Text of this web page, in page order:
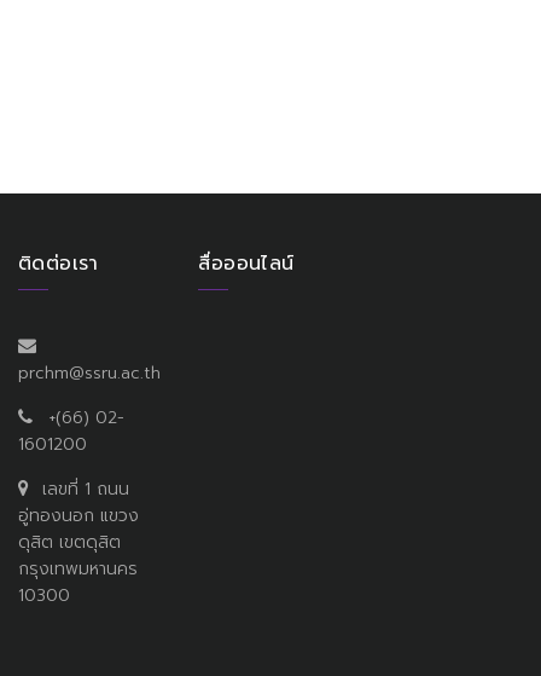
ติดต่อเรา
prchm@ssru.ac.th
+(66) 02-
1601200
เลขที่ 1 ถนน
อู่ทองนอก แขวง
ดุสิต เขตดุสิต
กรุงเทพมหานคร
10300
สื่อออนไลน์